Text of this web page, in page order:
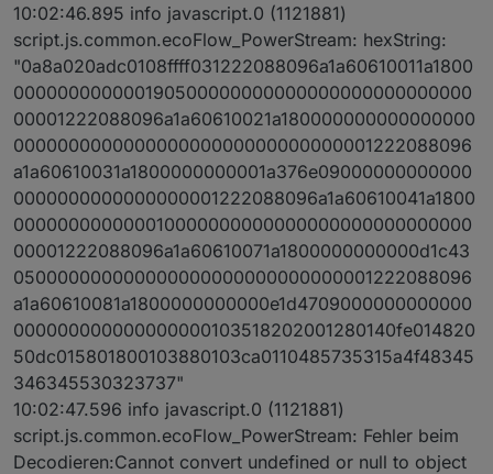
10:02:46.895 info javascript.0 (1121881)
script.js.common.ecoFlow_PowerStream: hexString:
"0a8a020adc0108ffff031222088096a1a60610011a1800
000000000000190500000000000000000000000000
00001222088096a1a60610021a180000000000000000
000000000000000000000000000000001222088096
a1a60610031a1800000000001a376e09000000000000
0000000000000000001222088096a1a60610041a1800
000000000000010000000000000000000000000000
00001222088096a1a60610071a1800000000000d1c43
050000000000000000000000000000001222088096
a1a60610081a1800000000000e1d4709000000000000
000000000000000000103518202001280140fe014820
50dc015801800103880103ca0110485735315a4f48345
346345530323737"
10:02:47.596 info javascript.0 (1121881)
script.js.common.ecoFlow_PowerStream: Fehler beim
Decodieren:Cannot convert undefined or null to object